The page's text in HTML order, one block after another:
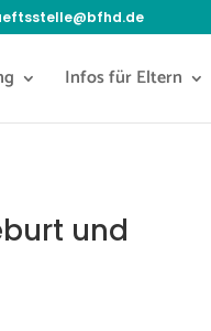
Infos für Eltern
und